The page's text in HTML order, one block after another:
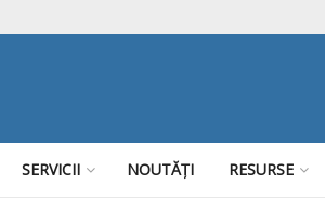
SERVICII NOUTĂȚI RESURSE